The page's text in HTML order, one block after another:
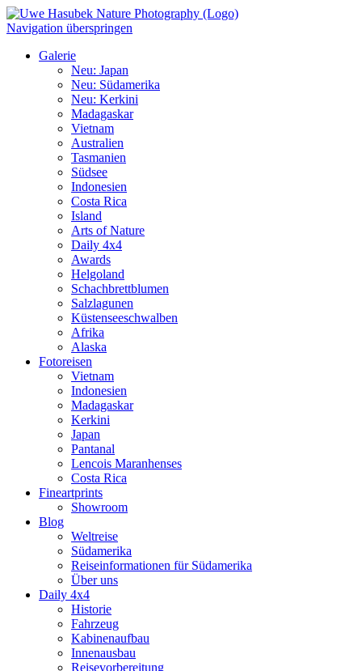
Navigation überspringen
Galerie
Neu: Japan
Neu: Südamerika
Neu: Kerkini
Madagaskar
Vietnam
Australien
Tasmanien
Südsee
Indonesien
Costa Rica
Island
Arts of Nature
Daily 4x4
Awards
Helgoland
Schachbrettblumen
Salzlagunen
Küstenseeschwalben
Afrika
Alaska
Fotoreisen
Vietnam
Indonesien
Madagaskar
Kerkini
Japan
Pantanal
Lencois Maranhenses
Costa Rica
Fineartprints
Showroom
Blog
Weltreise
Südamerika
Reiseinformationen für Südamerika
Über uns
Daily 4x4
Historie
Fahrzeug
Kabinenaufbau
Innenausbau
Reisevorbereitung